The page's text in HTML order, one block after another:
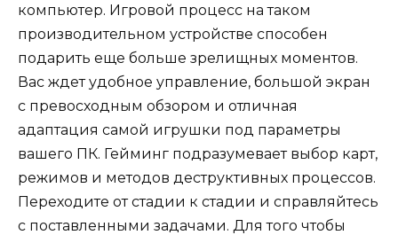
компьютер. Игровой процесс на таком
производительном устройстве способен
подарить еще больше зрелищных моментов.
Вас ждет удобное управление, большой экран
с превосходным обзором и отличная
адаптация самой игрушки под параметры
вашего ПК. Гейминг подразумевает выбор карт,
режимов и методов деструктивных процессов.
Переходите от стадии к стадии и справляйтесь
с поставленными задачами. Для того чтобы